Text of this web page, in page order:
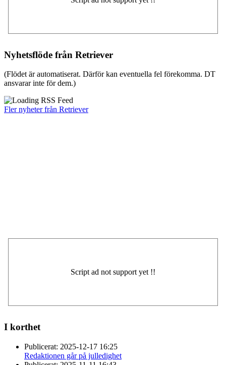
Nyhetsflöde från Retriever
(Flödet är automatiserat. Därför kan eventuella fel förekomma. DT
ansvarar inte för dem.)
Fler nyheter från Retriever
I korthet
Publicerat: 2025-12-17 16:25
Redaktionen går på julledighet